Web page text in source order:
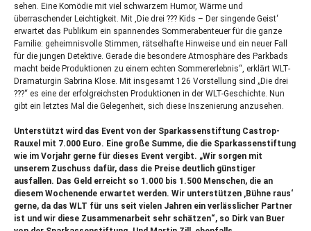
sehen. Eine Komödie mit viel schwarzem Humor, Wärme und
überraschender Leichtigkeit. Mit ,Die drei ??? Kids – Der singende Geist‘
erwartet das Publikum ein spannendes Sommerabenteuer für die ganze
Familie: geheimnisvolle Stimmen, rätselhafte Hinweise und ein neuer Fall
für die jungen Detektive. Gerade die besondere Atmosphäre des Parkbads
macht beide Produktionen zu einem echten Sommererlebnis“, erklärt WLT-
Dramaturgin Sabrina Klose. Mit insgesamt 126 Vorstellung sind „Die drei
???“ es eine der erfolgreichsten Produktionen in der WLT-Geschichte. Nun
gibt ein letztes Mal die Gelegenheit, sich diese Inszenierung anzusehen.
Unterstützt wird das Event von der Sparkassenstiftung Castrop-
Rauxel mit 7.000 Euro. Eine große Summe, die die Sparkassenstiftung
wie im Vorjahr gerne für dieses Event vergibt. „Wir sorgen mit
unserem Zuschuss dafür, dass die Preise deutlich günstiger
ausfallen. Das Geld erreicht so 1.000 bis 1.500 Menschen, die an
diesem Wochenende erwartet werden. Wir unterstützen ‚Bühne raus‘
gerne, da das WLT für uns seit vielen Jahren ein verlässlicher Partner
ist und wir diese Zusammenarbeit sehr schätzen“, so Dirk van Buer